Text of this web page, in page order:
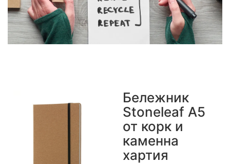
Бележник
Stoneleaf A5
от корк и
каменна
хартия